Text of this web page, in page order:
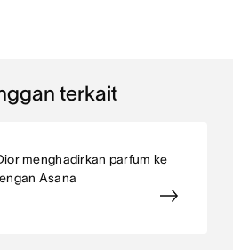
terkait
menghadirkan parfum ke
Asana